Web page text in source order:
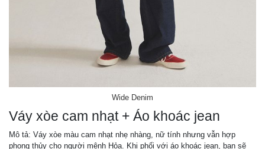
Wide Denim
Váy xòe cam nhạt + Áo khoác jean
Mô tả: Váy xòe màu cam nhạt nhẹ nhàng, nữ tính nhưng vẫn hợp
phong thủy cho người mệnh Hỏa. Khi phối với áo khoác jean, bạn sẽ